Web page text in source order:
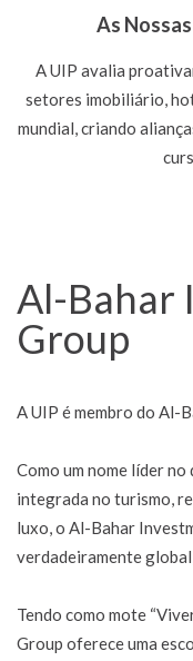
As
A UIP avalia
setores imobiliário,
mundial, criando
Al-Bahar
Group
A UIP é membro do Al-
Como um nome líder
integrada no turismo,
luxo, o Al-Bahar
verdadeiramente
Tendo como mote
Group oferece uma